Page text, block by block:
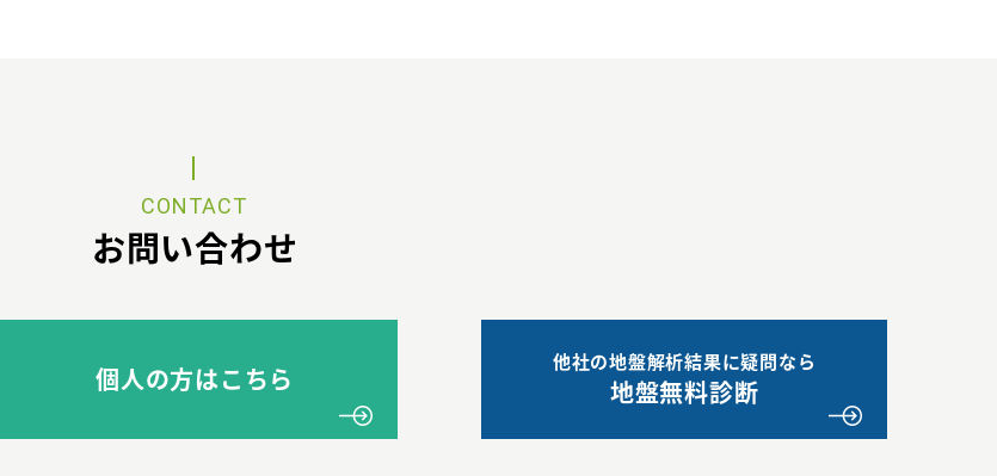
CONTACT
お問い合わせ
個人の方はこちら
他社の地盤解析結果に疑問なら
地盤無料診断